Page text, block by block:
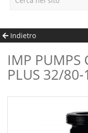
Indietro
IMP PUMPS CIRCOLATORE NMT
PLUS 32/